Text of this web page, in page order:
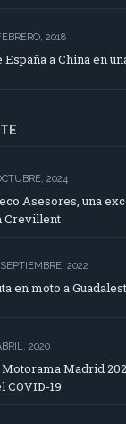
2018
España a China en
2024
Asesores, una
Crevillent
2022
en moto a Guadalest
2020
Madrid
COVID-19